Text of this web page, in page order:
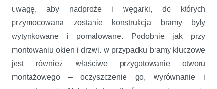
uwagę, aby nadproże i węgarki, do których
przymocowana zostanie konstrukcja bramy były
wytynkowane i pomalowane. Podobnie jak przy
montowaniu okien i drzwi, w przypadku bramy kluczowe
jest również właściwe przygotowanie otworu
montażowego – oczyszczenie go, wyrównanie i